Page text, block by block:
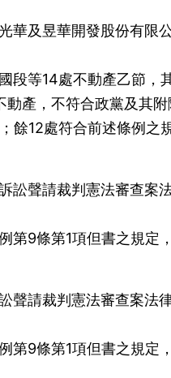
華及昱華開發股份有限
段等14處不動產乙節，
產，不符合政黨及其
餘12處符合前述條例之
訟聲請裁判憲法審查案
第9條第1項但書之規定
聲請裁判憲法審查案法
第9條第1項但書之規定